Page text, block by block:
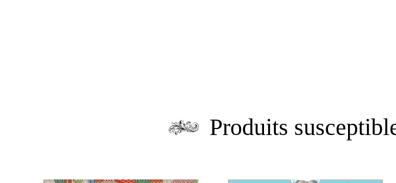
Produits